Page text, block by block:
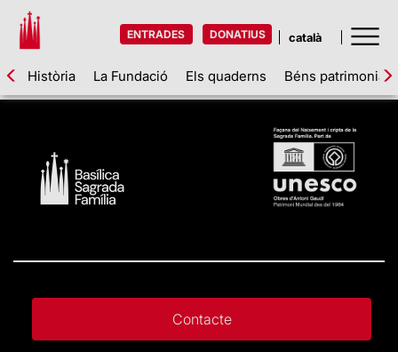
ENTRADES DONATIUS
Història La Fundació Els quaderns Béns patrimonials
Contacte